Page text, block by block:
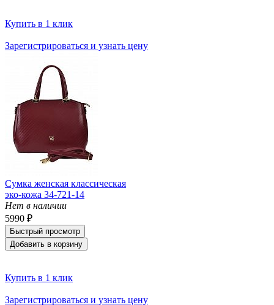
Купить в 1 клик
Зарегистрироваться и узнать цену
Сумка женская классическая
эко-кожа 34-721-14
Нет в наличии
5990 ₽
Быстрый просмотр
Добавить в корзину
Купить в 1 клик
Зарегистрироваться и узнать цену